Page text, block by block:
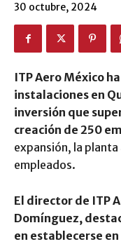
30 octubre, 2024
ITP Aero México
instalaciones en
inversión que
creación de 250
expansión, la planta
empleados.
El director de ITP
Domínguez,
en establecerse